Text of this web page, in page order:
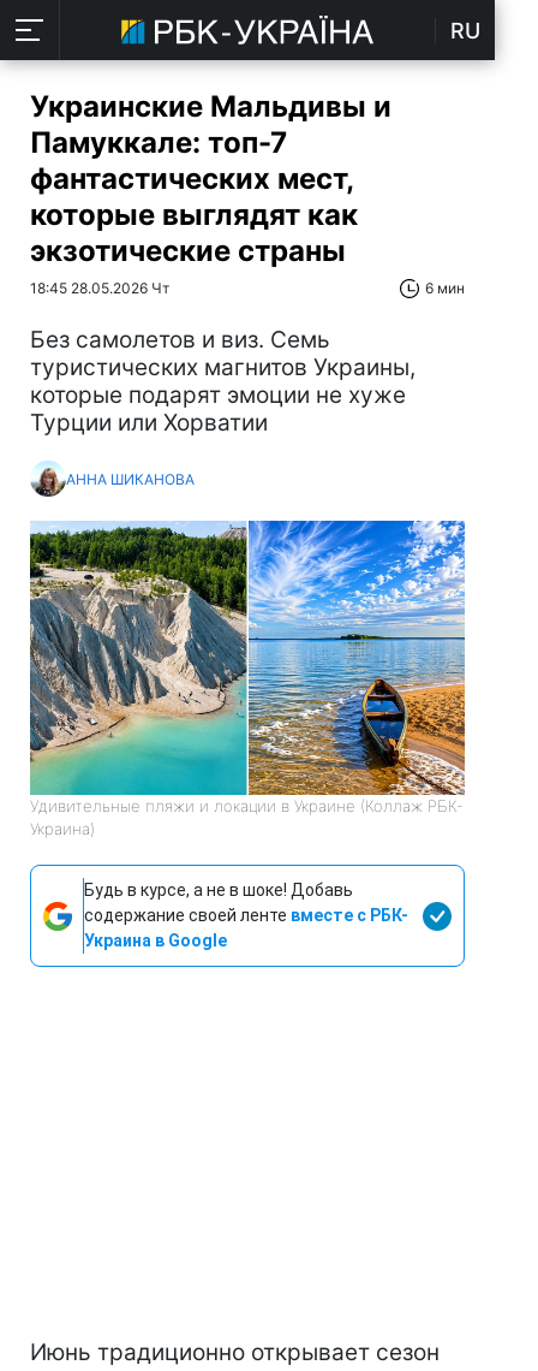
RU
Украинские Мальдивы и
Памуккале: топ-7
фантастических мест,
которые выглядят как
экзотические страны
18:45 28.05.2026 Чт 6 мин
Без самолетов и виз. Семь
туристических магнитов Украины,
которые подарят эмоции не хуже
Турции или Хорватии
АННА ШИКАНОВА
Удивительные пляжи и локации в Украине (Коллаж РБК-
Украина)
Будь в курсе, а не в шоке! Добавь
содержание своей ленте вместе с РБК-
Украина в Google
Июнь традиционно открывает сезон